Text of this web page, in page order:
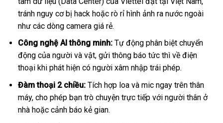
tránh nguy cơ bị hack hoặc rò rỉ hình ảnh ra nước ngoài
như các dòng camera giá rẻ.
Công nghệ AI thông minh:Tự động phân biệt chuyển
động của người và vật, gửi thông báo tức thì về điện
thoại khi phát hiện có người xâm nhập trái phép.
Đàm thoại 2 chiều:Tích hợp loa và mic ngay trên thân
máy, cho phép bạn trò chuyện trực tiếp với người thân ở
nhà hoặc cảnh báo kẻ gian.